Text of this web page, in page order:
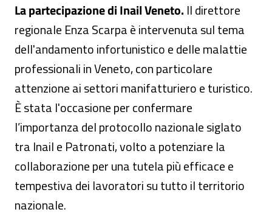
La partecipazione di Inail Veneto. Il direttore
regionale Enza Scarpa è intervenuta sul tema
dell'andamento infortunistico e delle malattie
professionali in Veneto, con particolare
attenzione ai settori manifatturiero e turistico.
È stata l'occasione per confermare
l’importanza del protocollo nazionale siglato
tra Inail e Patronati, volto a potenziare la
collaborazione per una tutela più efficace e
tempestiva dei lavoratori su tutto il territorio
nazionale.